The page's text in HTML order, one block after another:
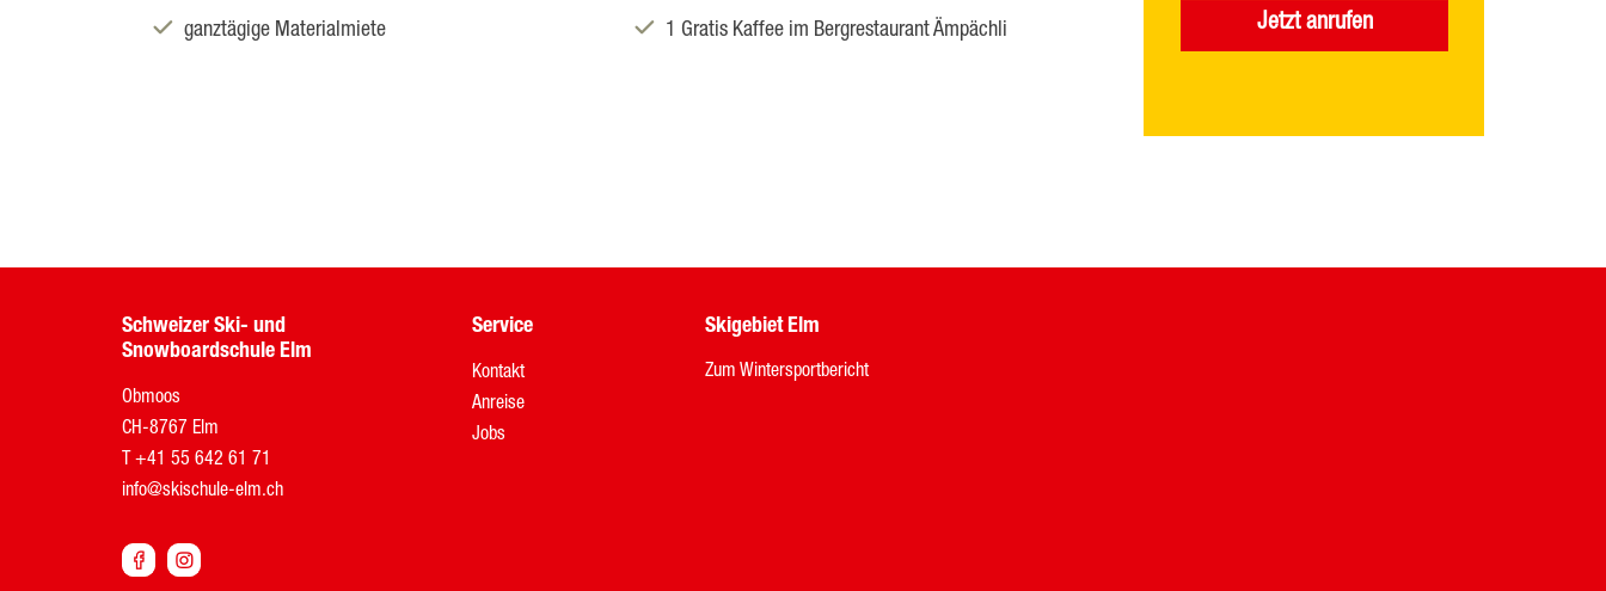
 ganztägige Materialmiete  1 Gratis Kaffee im Bergrestaurant Ämpächli Jetzt anrufen
Schweizer Ski- und
Snowboardschule Elm
Obmoos
CH-8767 Elm
T +41 55 642 61 71
info@skischule-elm.ch
 
Service
Kontakt
Anreise
Jobs
Skigebiet Elm
Zum Wintersportbericht